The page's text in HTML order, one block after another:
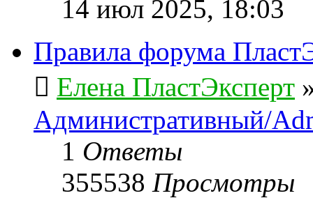
14 июл 2025, 18:03
Правила форума
Елена ПластЭксперт
Административный/
1 Ответы
355538 Просмотры